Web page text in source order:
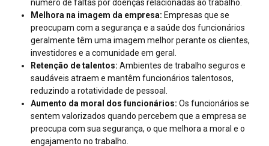
número de faltas por doenças relacionadas ao trabalho.
Melhora na imagem da empresa: Empresas que se
preocupam com a segurança e a saúde dos funcionários
geralmente têm uma imagem melhor perante os clientes,
investidores e a comunidade em geral.
Retenção de talentos: Ambientes de trabalho seguros e
saudáveis atraem e mantêm funcionários talentosos,
reduzindo a rotatividade de pessoal.
Aumento da moral dos funcionários: Os funcionários se
sentem valorizados quando percebem que a empresa se
preocupa com sua segurança, o que melhora a moral e o
engajamento no trabalho.